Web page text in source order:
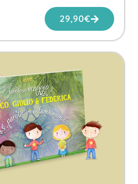
29,90€